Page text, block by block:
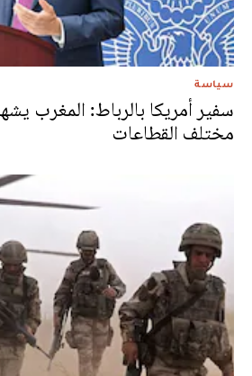
سياسة
سفير أمريكا بالرباط: المغرب
مختلف القطاعات